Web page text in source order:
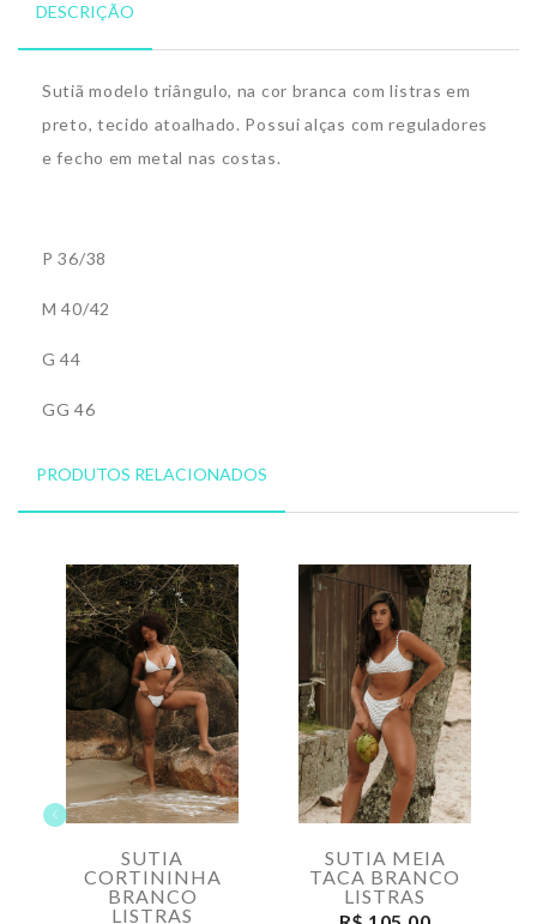
DESCRIÇÃO
Sutiã modelo triângulo, na cor branca com listras em
preto, tecido atoalhado. Possui alças com reguladores
e fecho em metal nas costas.
P 36/38
M 40/42
G 44
GG 46
PRODUTOS RELACIONADOS
SUTIA
CORTININHA
BRANCO
LISTRAS
SUTIA MEIA
TACA BRANCO
LISTRAS